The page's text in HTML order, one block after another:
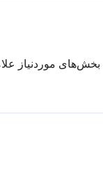
بخش‌های موردنیاز